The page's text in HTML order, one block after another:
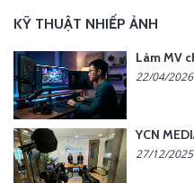
KỸ THUẬT NHIẾP ẢNH
22/04/2026
27/12/2025